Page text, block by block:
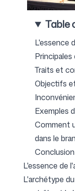
Centre
Outils
FAQ
Table
L'essence
Traits et
Objectifs
Exemples
Comment
dans le
Conclusion
L'essence de
L'archétype